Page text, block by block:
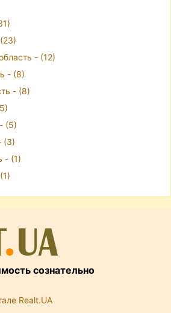
- (12)
- (8)
- (8)
(5)
(3)
- (1)
сознательно
Realt.UA